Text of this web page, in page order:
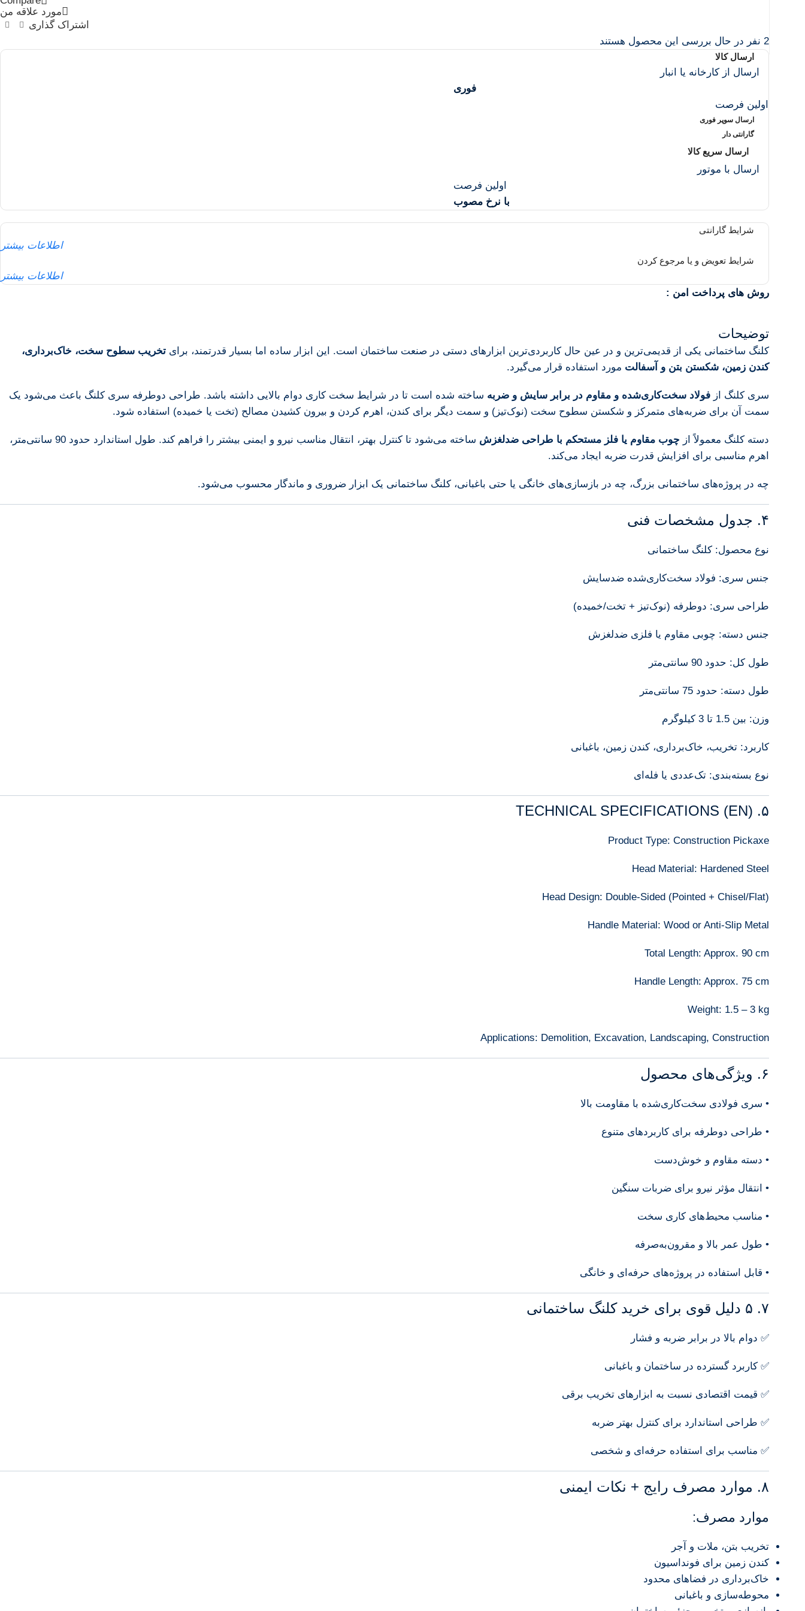
مورد علاقه من
اشتراک گذاری
2 نفر در حال بررسی این محصول هستند
ارسال کالا
ارسال از کارخانه یا انبار
فوری
اولین فرصت
ارسال سوپر فوری
گارانتی دار
ارسال سریع کالا
ارسال با موتور
اولین فرصت
با نرخ مصوب
شرایط گارانتی
اطلاعات بیشتر
شرایط تعویض و یا مرجوع کردن
اطلاعات بیشتر
روش های پرداخت امن :
توضیحات
کلنگ ساختمانی یکی از قدیمی‌ترین و در عین حال کاربردی‌ترین ابزارهای دستی در صنعت ساختمان است. این ابزار ساده اما بسیار قدرتمند، برای تخریب سطوح سخت، خاک‌برداری،
کندن زمین، شکستن بتن و آسفالت مورد استفاده قرار می‌گیرد.
سری کلنگ از فولاد سخت‌کاری‌شده و مقاوم در برابر سایش و ضربه ساخته شده است تا در شرایط سخت کاری دوام بالایی داشته باشد. طراحی دوطرفه سری کلنگ باعث می‌شود یک
سمت آن برای ضربه‌های متمرکز و شکستن سطوح سخت (نوک‌تیز) و سمت دیگر برای کندن، اهرم کردن و بیرون کشیدن مصالح (تخت یا خمیده) استفاده شود.
دسته کلنگ معمولاً از چوب مقاوم یا فلز مستحکم با طراحی ضدلغزش
ساخته می‌شود تا کنترل بهتر، انتقال مناسب نیرو و ایمنی بیشتر را فراهم کند. طول استاندارد حدود 90 سانتی‌متر،
اهرم مناسبی برای افزایش قدرت ضربه ایجاد می‌کند.
چه در پروژه‌های ساختمانی بزرگ، چه در بازسازی‌های خانگی یا حتی باغبانی، کلنگ ساختمانی یک ابزار ضروری و ماندگار محسوب می‌شود.
۴. جدول مشخصات فنی
نوع محصول: کلنگ ساختمانی
جنس سری: فولاد سخت‌کاری‌شده ضدسایش
طراحی سری: دوطرفه (نوک‌تیز + تخت/خمیده)
جنس دسته: چوبی مقاوم یا فلزی ضدلغزش
طول کل: حدود 90 سانتی‌متر
طول دسته: حدود 75 سانتی‌متر
وزن: بین 1.5 تا 3 کیلوگرم
کاربرد: تخریب، خاک‌برداری، کندن زمین، باغبانی
نوع بسته‌بندی: تک‌عددی یا فله‌ای
۵. TECHNICAL SPECIFICATIONS (EN)
Product Type: Construction Pickaxe
Head Material: Hardened Steel
Head Design: Double-Sided (Pointed + Chisel/Flat)
Handle Material: Wood or Anti-Slip Metal
Total Length: Approx. 90 cm
Handle Length: Approx. 75 cm
Weight: 1.5 – 3 kg
Applications: Demolition, Excavation, Landscaping, Construction
۶. ویژگی‌های محصول
• سری فولادی سخت‌کاری‌شده با مقاومت بالا
• طراحی دوطرفه برای کاربردهای متنوع
• دسته مقاوم و خوش‌دست
• انتقال مؤثر نیرو برای ضربات سنگین
• مناسب محیط‌های کاری سخت
• طول عمر بالا و مقرون‌به‌صرفه
• قابل استفاده در پروژه‌های حرفه‌ای و خانگی
۷. ۵ دلیل قوی برای خرید کلنگ ساختمانی
✅ دوام بالا در برابر ضربه و فشار
✅ کاربرد گسترده در ساختمان و باغبانی
✅ قیمت اقتصادی نسبت به ابزارهای تخریب برقی
✅ طراحی استاندارد برای کنترل بهتر ضربه
✅ مناسب برای استفاده حرفه‌ای و شخصی
۸. موارد مصرف رایج + نکات ایمنی
موارد مصرف:
تخریب بتن، ملات و آجر
کندن زمین برای فونداسیون
خاک‌برداری در فضاهای محدود
محوطه‌سازی و باغبانی